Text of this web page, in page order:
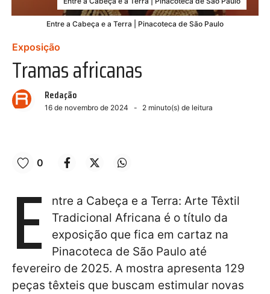
Entre a Cabeça e a Terra | Pinacoteca de São Paulo
Exposição
Tramas africanas
Redação
16 de novembro de 2024 2 minuto(s) de leitura
0
E
ntre a Cabeça e a Terra: Arte Têxtil
Tradicional Africana é o título da
exposição que fica em cartaz na
Pinacoteca de São Paulo até
fevereiro de 2025. A mostra apresenta 129
peças têxteis que buscam estimular novas